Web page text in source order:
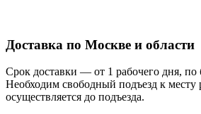
Доставка по Москве и области
Срок доставки — от 1 рабочего дня, по
Необходим свободный подъезд к месту
осуществляется до подъезда.